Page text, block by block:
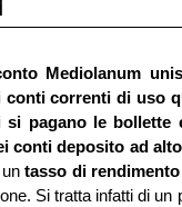
Mediolanum
conti correnti di uso
si pagano le bollette
conti deposito ad
untasso di
Si tratta infatti di